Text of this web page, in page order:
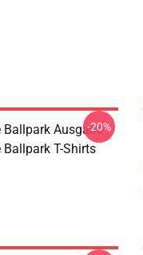
Ballpark Ausgabe
T-Shirts
-20%